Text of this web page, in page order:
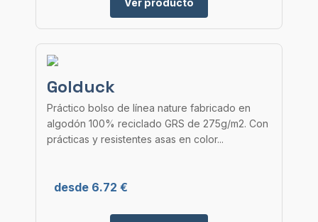
Ver producto
Golduck
Práctico bolso de línea nature fabricado en
algodón 100% reciclado GRS de 275g/m2. Con
prácticas y resistentes asas en color...
desde 6.72 €